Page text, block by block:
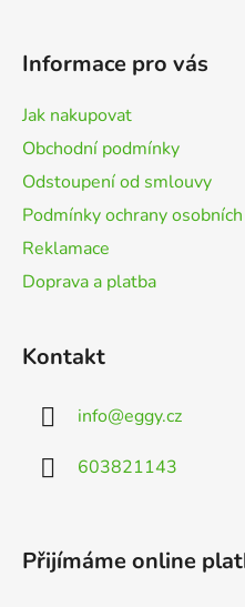
Informace pro vás
Jak nakupovat
Obchodní podmínky
Odstoupení od smlouvy
Podmínky ochrany
Reklamace
Doprava a platba
Kontakt
info@eggy.cz
603821143
Přijímáme online